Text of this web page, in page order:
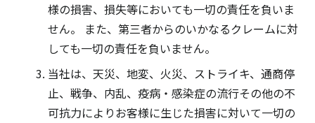
様の損害、損失等においても一切の責任を負いま
せん。 また、第三者からのいかなるクレームに対
しても一切の責任を負いません。
当社は、天災、地変、火災、ストライキ、通商停
止、戦争、内乱、疫病・感染症の流行その他の不
可抗力によりお客様に生じた損害に対いて一切の